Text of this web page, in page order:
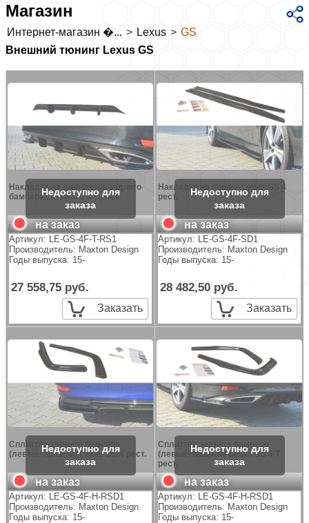
Магазин
Интернет-магазин �... > Lexus > GS
Внешний тюнинг Lexus GS
Накладка на диффузор заднего
бампера Lexus GS 4 T рест.
на заказ
Артикул: LE-GS-4F-T-RS1
Производитель: Maxton Design
Годы выпуска: 15-
27 558,75 руб.
Заказать
Накладки на пороги Lexus GS 4
рест.
на заказ
Артикул: LE-GS-4F-SD1
Производитель: Maxton Design
Годы выпуска: 15-
28 482,50 руб.
Заказать
Сплиттер заднего бампера
(левый+правый) Lexus GS 4 рест.
на заказ
Артикул: LE-GS-4F-H-RSD1
Производитель: Maxton Design
Годы выпуска: 15-
Сплиттер заднего бампера
(левый+правый) Lexus GS 4 Т
рест.
на заказ
Артикул: LE-GS-4F-H-RSD1
Производитель: Maxton Design
Годы выпуска: 15-